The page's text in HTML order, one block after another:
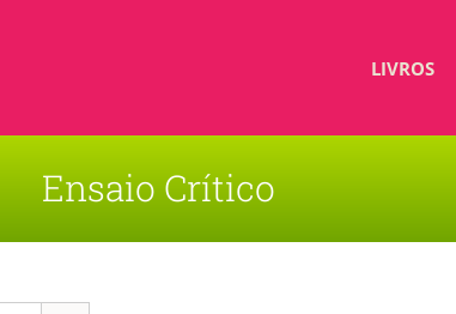
LIVROS
Ensaio Crítico